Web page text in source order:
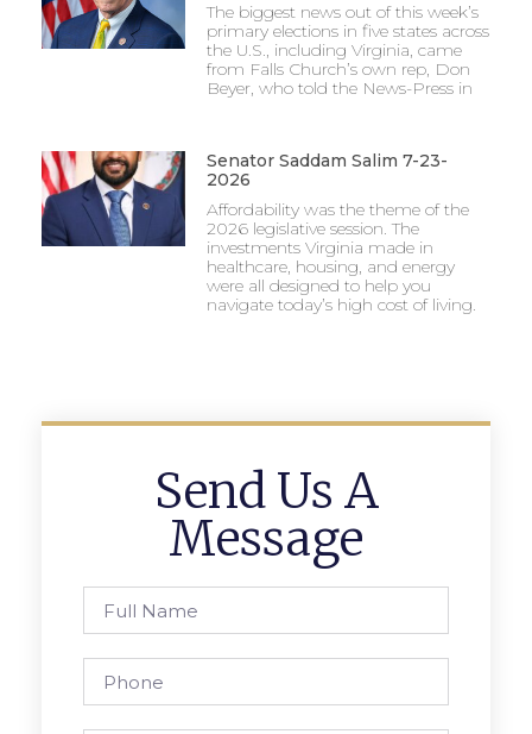
The biggest news out of this week’s
primary elections in five states across
the U.S., including Virginia, came
from Falls Church’s own rep, Don
Beyer, who told the News-Press in
Senator Saddam Salim 7-23-
2026
Affordability was the theme of the
2026 legislative session. The
investments Virginia made in
healthcare, housing, and energy
were all designed to help you
navigate today’s high cost of living.
Send Us A
Message